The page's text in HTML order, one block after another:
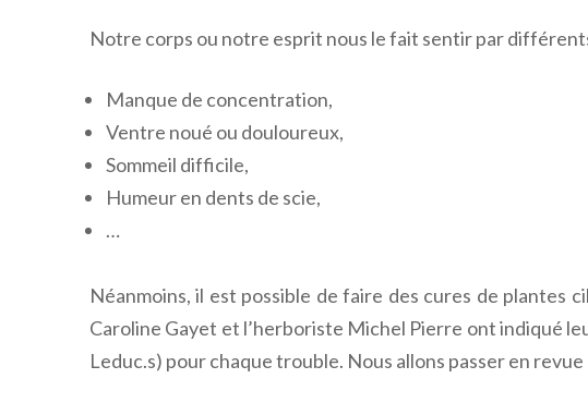
Notre corps ou notre esprit nous le fait sentir par
Manque de concentration,
Ventre noué ou douloureux,
Sommeil difficile,
Humeur en dents de scie,
…
Néanmoins, il est possible de faire des cures de
Caroline Gayet et l’herboriste Michel Pierre ont indiqué
Leduc.s) pour chaque trouble. Nous allons passer en